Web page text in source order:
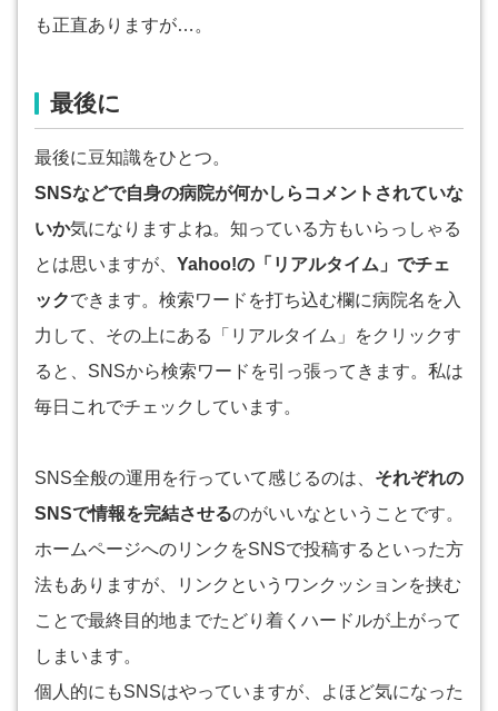
も正直ありますが…。
最後に
最後に豆知識をひとつ。
SNSなどで自身の病院が何かしらコメントされていな
いか気になりますよね。知っている方もいらっしゃる
とは思いますが、 Yahoo!の「リアルタイム」でチェ
ックできます。検索ワードを打ち込む欄に病院名を入
力して、その上にある「リアルタイム」をクリックす
ると、SNSから検索ワードを引っ張ってきます。私は
毎日これでチェックしています。
SNS全般の運用を行っていて感じるのは、 それぞれの
SNSで情報を完結させるのがいいなということです。
ホームページへのリンクをSNSで投稿するといった方
法もありますが、リンクというワンクッションを挟む
ことで最終目的地までたどり着くハードルが上がって
しまいます。
個人的にもSNSはやっていますが、よほど気になった